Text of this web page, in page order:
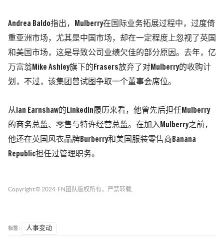
Andrea Baldo指出，Mulberry在国际业务拓展过程中，过度倚
重亚洲市场，尤其是中国市场，却在一定程度上忽视了英国
和美国市场，这是导致公司业绩欠佳的部分原因。去年，亿
万富翁Mike Ashley旗下的Frasers放弃了对Mulberry的收购计
划，不过，该集团曾试图争取一个董事会席位。
从Ian Earnshaw的LinkedIn履历来看，他曾先后担任Mulberry
的商务总监、零售与特许经营总监。在加入Mulberry之前，
他还在英国风衣品牌Burberry和美国服装零售商Banana
Republic担任过管理职务。
Copyright © 2024 FN团队 版权所有，严禁转载.
标签 : 人事变动